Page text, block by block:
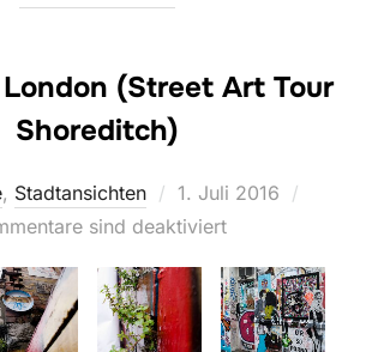
(Street Art Tour
Shoreditch)
, Stadtansichten
Veröffentlicht
am
1. Juli 2016
sind deaktiviert